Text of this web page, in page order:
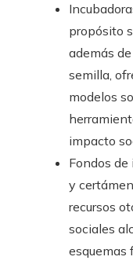
propósito
además
semilla,
modelos
impacto
Fondos
y
recursos
sociales
esquemas